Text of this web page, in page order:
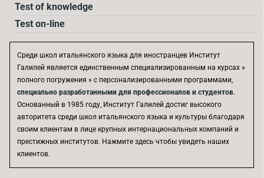
Test of knowledge
Test on-line
Среди школ итальянского языка для иностранцев Институт
Галилей является единственным специализированным на курсах »
полного погружения » с персонализированными программами,
специально разработанными для профессионалов и студентов.
Основанный в 1985 году, Институт Галилей достиг высокого
авторитета среди школ итальянского языка и культуры благодаря
своим клиентам в лице крупных интернациональных компаний и
престижных институтов. Нажмите здесь чтобы увидеть наших
клиентов.